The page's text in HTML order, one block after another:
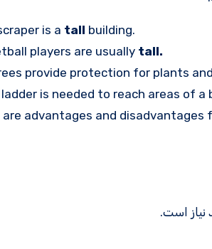
is a tall building.
players are usually tall.
provide protection for plants
ladder is needed to reach areas of a
are advantages and disadvantages
نیاز است.